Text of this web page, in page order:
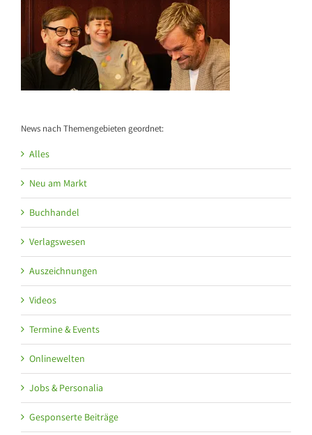
News nach Themengebieten geordnet:
Alles
Neu am Markt
Buchhandel
Verlagswesen
Auszeichnungen
Videos
Termine & Events
Onlinewelten
Jobs & Personalia
Gesponserte Beiträge